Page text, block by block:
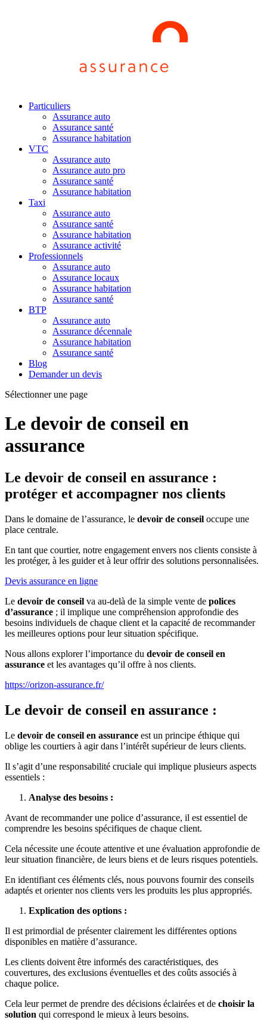
Particuliers
Assurance auto
Assurance santé
Assurance habitation
VTC
Assurance auto
Assurance auto pro
Assurance santé
Assurance habitation
Taxi
Assurance auto
Assurance santé
Assurance habitation
Assurance activité
Professionnels
Assurance auto
Assurance locaux
Assurance habitation
Assurance santé
BTP
Assurance auto
Assurance décennale
Assurance habitation
Assurance santé
Blog
Demander un devis
Sélectionner une page
Le devoir de conseil en
assurance
Le devoir de conseil en assurance :
protéger et accompagner nos clients
Dans le domaine de l’assurance, le devoir de conseil occupe une
place centrale.
En tant que courtier, notre engagement envers nos clients consiste à
les protéger, à les guider et à leur offrir des solutions personnalisées.
Devis assurance en ligne
Le devoir de conseil va au-delà de la simple vente de polices
d’assurance ; il implique une compréhension approfondie des
besoins individuels de chaque client et la capacité de recommander
les meilleures options pour leur situation spécifique.
Nous allons explorer l’importance du devoir de conseil en
assurance et les avantages qu’il offre à nos clients.
https://orizon-assurance.fr/
Le devoir de conseil en assurance :
Le devoir de conseil en assurance est un principe éthique qui
oblige les courtiers à agir dans l’intérêt supérieur de leurs clients.
Il s’agit d’une responsabilité cruciale qui implique plusieurs aspects
essentiels :
Analyse des besoins :
Avant de recommander une police d’assurance, il est essentiel de
comprendre les besoins spécifiques de chaque client.
Cela nécessite une écoute attentive et une évaluation approfondie de
leur situation financière, de leurs biens et de leurs risques potentiels.
En identifiant ces éléments clés, nous pouvons fournir des conseils
adaptés et orienter nos clients vers les produits les plus appropriés.
Explication des options :
Il est primordial de présenter clairement les différentes options
disponibles en matière d’assurance.
Les clients doivent être informés des caractéristiques, des
couvertures, des exclusions éventuelles et des coûts associés à
chaque police.
Cela leur permet de prendre des décisions éclairées et de choisir la
solution qui correspond le mieux à leurs besoins.